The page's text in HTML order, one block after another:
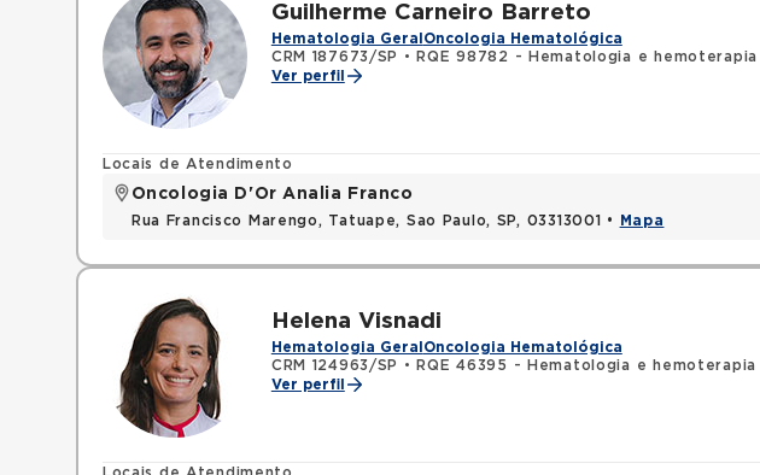
Guilherme Carneiro Barreto
Hematologia Geral Oncologia Hematológica
CRM 187673/SP
•
RQE 98782 - Hematologia e hemoterapia
Ver perfil
Locais de Atendimento
Oncologia D'Or Analia Franco
Rua Francisco Marengo, Tatuape, Sao Paulo, SP, 03313001 • Mapa
Helena Visnadi
Hematologia Geral Oncologia Hematológica
CRM 124963/SP
•
RQE 46395 - Hematologia e hemoterapia
Ver perfil